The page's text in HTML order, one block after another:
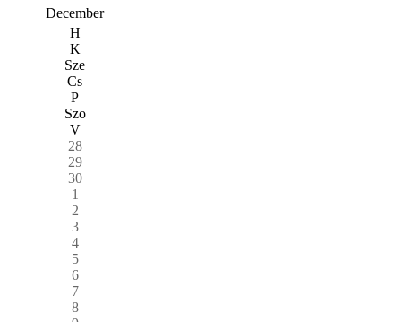
December
H
K
Sze
Cs
P
Szo
V
28
29
30
1
2
3
4
5
6
7
8